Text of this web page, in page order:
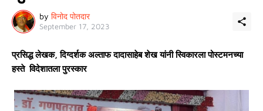
by विनोद पोतदार
September 17, 2023
प्रसिद्ध लेखक, दिग्दर्शक अल्ताफ दादासाहेब शेख यांनी स्विकारला पोस्टमनच्या
हस्ते विदेशातला पुरस्कार